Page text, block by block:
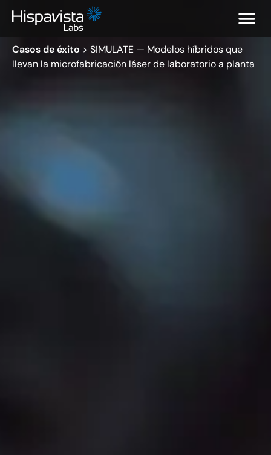
Casos de éxito > SIMULATE — Modelos híbridos que
llevan la microfabricación láser de laboratorio a planta